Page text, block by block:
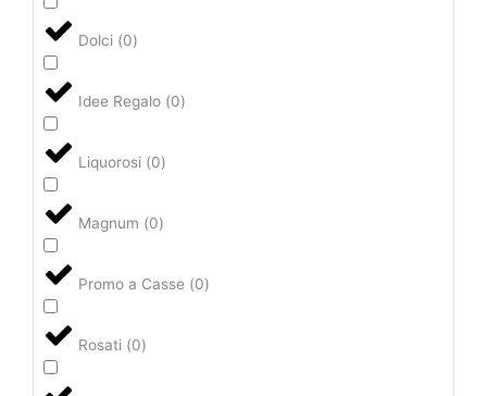
Dolci (0)
Idee Regalo (0)
Liquorosi (0)
Magnum (0)
Promo a Casse (0)
Rosati (0)